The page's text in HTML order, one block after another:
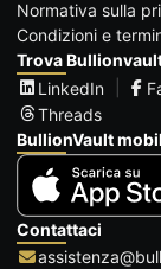
Normativa sulla
Condizioni e
Trova
LinkedIn
Threads
BullionVault
Contattaci